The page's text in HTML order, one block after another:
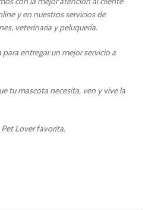
y en nuestros servicios de
veterinaria y peluquería.
entregar un mejor servicio a
tu mascota necesita, ven y vive la
Lover favorita.